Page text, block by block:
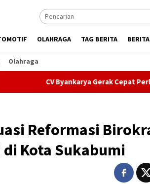
OLAHRAGA TAG BERITA
Olahraga
Byankarya Gerak Cepat Perbaiki Jalan
Reformasi
Kota Sukabumi